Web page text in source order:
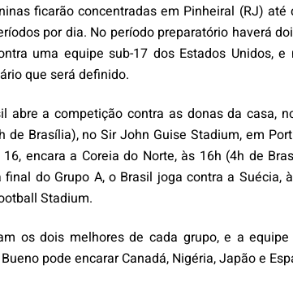
ficarão concentradas em Pinheiral (RJ) até
por dia. No período preparatório haverá
uma equipe sub-17 dos Estados Unidos,
que será definido.
abre a competição contra as donas da casa,
de Brasília), no Sir John Guise Stadium, em
encara a Coreia do Norte, às 16h (4h de
final do Grupo A, o Brasil joga contra a Suécia,
Stadium.
os dois melhores de cada grupo, e a
pode encarar Canadá, Nigéria, Japão e